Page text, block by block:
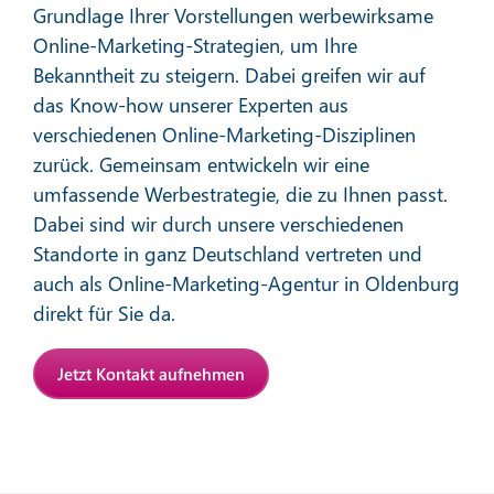
Affiliate-Marketing
Mehr erfahren
Grundlage Ihrer Vorstellungen werbewirksame
Online-Marketing-Strategien, um Ihre
Bekanntheit zu steigern. Dabei greifen wir auf
das Know-how unserer Experten aus
verschiedenen Online-Marketing-Disziplinen
zurück. Gemeinsam entwickeln wir eine
umfassende Werbestrategie, die zu Ihnen passt.
Dabei sind wir durch unsere verschiedenen
Standorte in ganz Deutschland vertreten und
auch als Online-Marketing-Agentur in Oldenburg
direkt für Sie da.
Jetzt Kontakt aufnehmen